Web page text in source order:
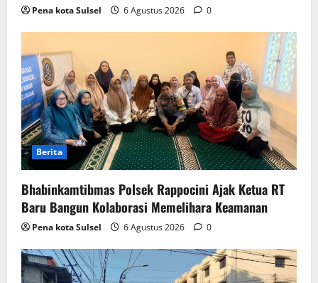
Pena kota Sulsel 6 Agustus 2026 0
Berita
Bhabinkamtibmas Polsek Rappocini Ajak Ketua RT
Baru Bangun Kolaborasi Memelihara Keamanan
Pena kota Sulsel 6 Agustus 2026 0